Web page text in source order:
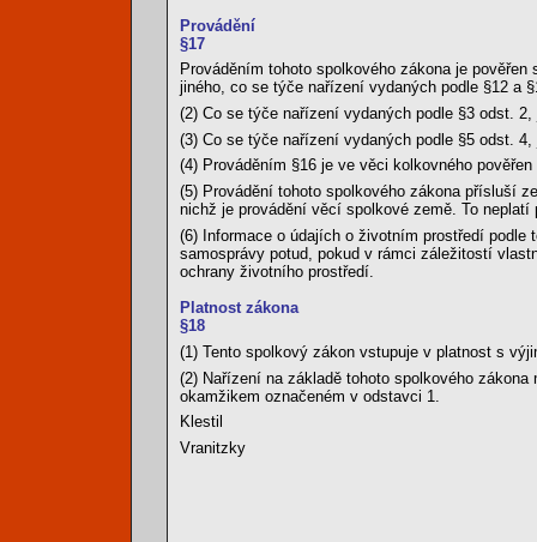
Provádění
§17
Prováděním tohoto spolkového zákona je
jiného, co se týče nařízení vydaných podle §12 a
(2) Co se týče nařízení vydaných podle §3 odst.
(3) Co se týče nařízení vydaných podle §5 odst.
(4) Prováděním §16 je ve věci kolkovného
(5) Provádění tohoto spolkového zákona přísluší
nichž je provádění věcí spolkové země. To
(6) Informace o údajích o životním prostředí
samosprávy potud, pokud v rámci záležitostí
ochrany životního prostředí.
Platnost zákona
§18
(1) Tento spolkový zákon vstupuje v platnost s
(2) Nařízení na základě tohoto spolkového
okamžikem označeném v odstavci 1.
Klestil
Vranitzky